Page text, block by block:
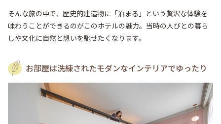
そんな旅の中で、歴史的建造物に「泊まる」という贅沢な体験を
味わうことができるのがこのホテルの魅力。当時の人びとの暮ら
しや文化に自然と想いを馳せたくなります。
お部屋は洗練されたモダンなインテリアでゆったり